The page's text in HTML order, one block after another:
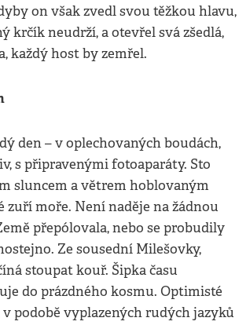
on však zvedl svou těžkou hlavu,
krčík neudrží, a otevřel svá zšedlá,
každý host by zemřel.
den – v oplechovaných boudách,
s připravenými fotoaparáty. Sto
sluncem a větrem hoblovaným
zuří moře. Není naděje na žádnou
přepólovala, nebo se probudily
Ze sousední Milešovky,
stoupat kouř. Šipka času
do prázdného kosmu. Optimisté
podobě vyplazených rudých jazyků